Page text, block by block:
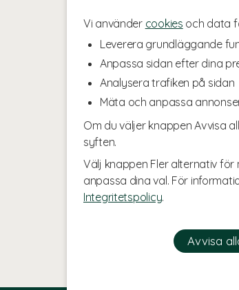
Vi använder cookies och data
Leverera grundläggande
Anpassa sidan efter dina
Analysera trafiken på sidan
Mäta och anpassa
Om du väljer knappen Avvisa
syften.
Välj knappen Fler alternativ
anpassa dina val. För
Integritetspolicy.